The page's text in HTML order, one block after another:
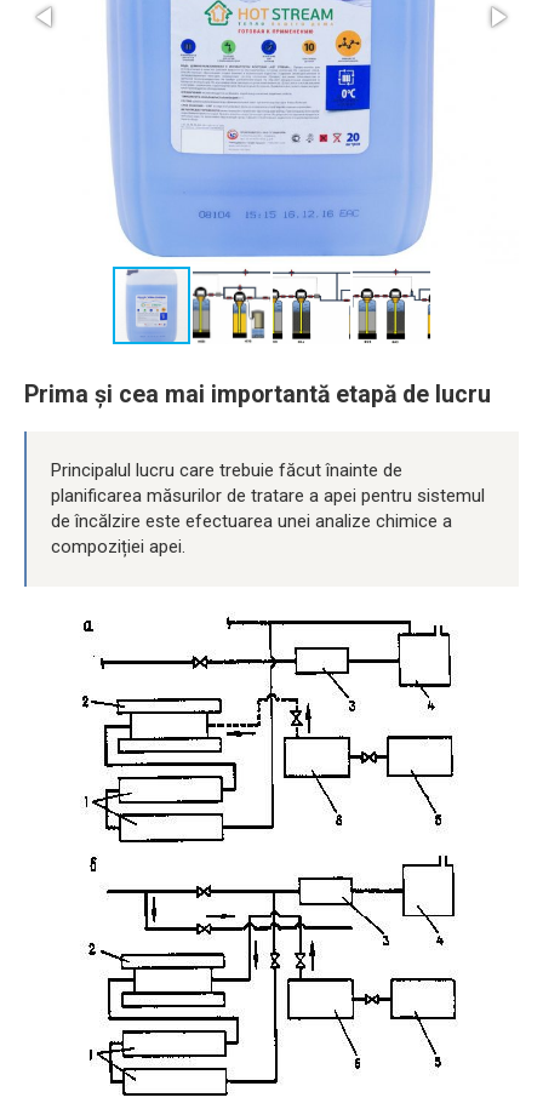
Prima și cea mai importantă etapă de lucru
Principalul lucru care trebuie făcut înainte de
planificarea măsurilor de tratare a apei pentru sistemul
de încălzire este efectuarea unei analize chimice a
compoziției apei.